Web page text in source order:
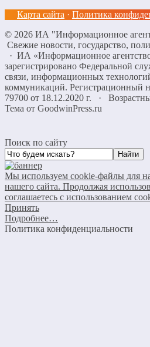
Карта сайта · Политика
© 2026 ИА "Информационное
Свежие новости, государство,
· ИА «Информационное
зарегистрировано Федеральной
связи, информационных
коммуникаций.
79700 от 18.12.2020 г. ·
Тема от GoodwinPress.ru
Поиск по сайту
Мы используем cookie-файлы для
нашего сайта. Продолжая
соглашаетесь с использованием
Принять
Подробнее…
Политика конфиденциальности